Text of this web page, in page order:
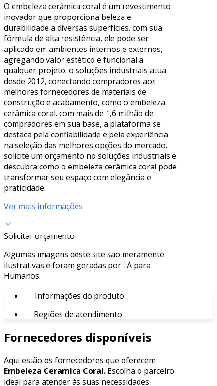
O embeleza cerâmica coral é um revestimento
inovador que proporciona beleza e
durabilidade a diversas superfícies. com sua
fórmula de alta resistência, ele pode ser
aplicado em ambientes internos e externos,
agregando valor estético e funcional a
qualquer projeto. o soluções industriais atua
desde 2012, conectando compradores aos
melhores fornecedores de materiais de
construção e acabamento, como o embeleza
cerâmica coral. com mais de 1,6 milhão de
compradores em sua base, a plataforma se
destaca pela confiabilidade e pela experiência
na seleção das melhores opções do mercado.
solicite um orçamento no soluções industriais e
descubra como o embeleza cerâmica coral pode
transformar seu espaço com elegância e
praticidade.
Ver mais informações
Solicitar orçamento
Algumas imagens deste site são meramente
ilustrativas e foram geradas por I.A para
Humanos.
Informações do produto
Regiões de atendimento
Fornecedores disponíveis
Aqui estão os fornecedores que oferecem
Embeleza Ceramica Coral. Escolha o parceiro
ideal para atender às suas necessidades